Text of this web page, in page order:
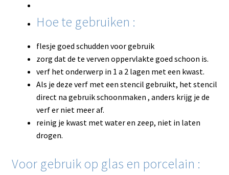
Hoe te gebruiken :
flesje goed schudden voor gebruik
zorg dat de te verven oppervlakte goed schoon is.
verf het onderwerp in 1 a 2 lagen met een kwast.
Als je deze verf met een stencil gebruikt, het stencil
direct na gebruik schoonmaken , anders krijg je de
verf er niet meer af.
reinig je kwast met water en zeep, niet in laten
drogen.
Voor gebruik op glas en porcelain :